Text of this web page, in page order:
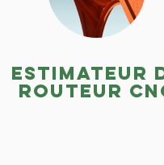
Estimateur
routeur